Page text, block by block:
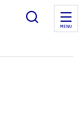
Ouvrir
MENU